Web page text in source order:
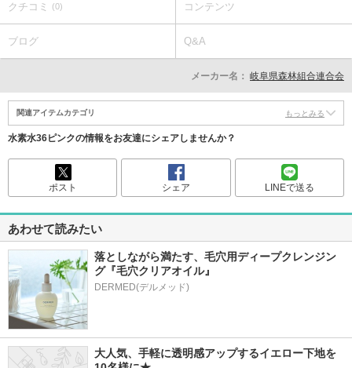
クチコミ (0) コンテンツ
ブログ Q&A
メーカー名： 岐阜県森林組合連合会
関連アイテムカテゴリ もっとみる
水素水36ピンクの情報をお友達にシェアしませんか？
ポスト シェア LINEで送る
あわせて読みたい
落としながら満たす、毛穴用ディープクレンジン
グ『毛穴クリアオイル』
大人気、手軽に透明感アップするイエロー下地を